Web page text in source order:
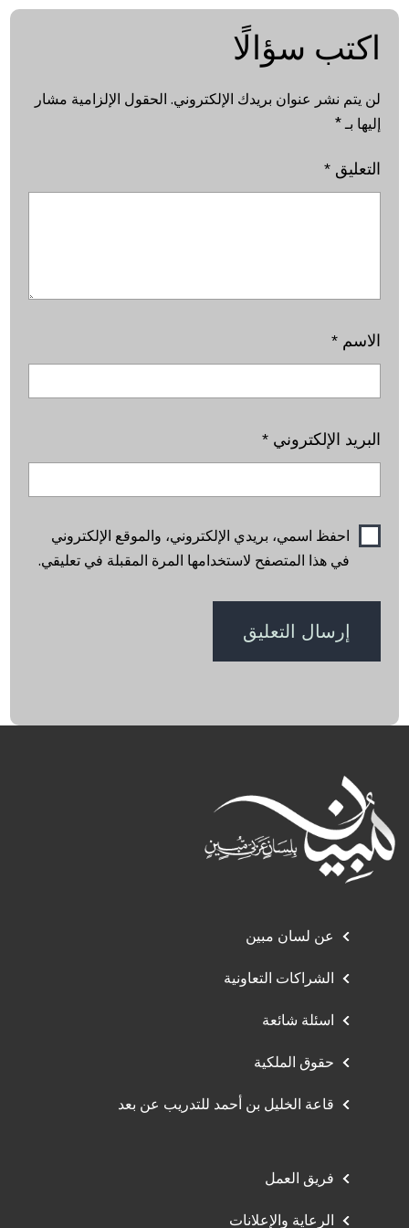
اكتب سؤالًا
لن يتم نشر عنوان بريدك الإلكتروني. الحقول الإلزامية مشار
إليها بـ*
التعليق*
الاسم*
البريد الإلكتروني*
احفظ اسمي، بريدي الإلكتروني، والموقع الإلكتروني
في هذا المتصفح لاستخدامها المرة المقبلة في تعليقي.
عن لسان مبين
الشراكات التعاونية
اسئلة شائعة
حقوق الملكية
قاعة الخليل بن أحمد للتدريب عن بعد
فريق العمل
الرعاية والإعلانات